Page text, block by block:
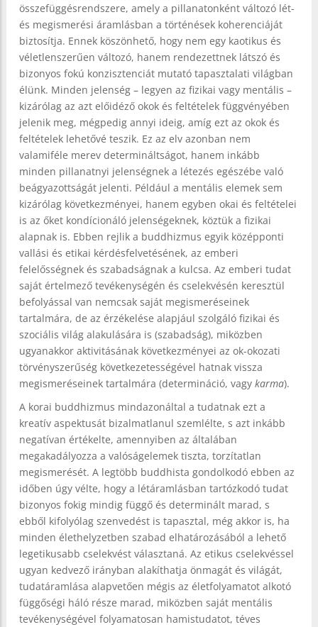
összefüggésrendszere, amely a pillanatonként változó lét-
és megismerési áramlásban a történések koherenciáját
biztosítja. Ennek köszönhető, hogy nem egy kaotikus és
véletlenszerűen változó, hanem rendezettnek látszó és
bizonyos fokú konzisztenciát mutató tapasztalati világban
élünk. Minden jelenség – legyen az fizikai vagy mentális –
kizárólag az azt előidéző okok és feltételek függvényében
jelenik meg, mégpedig annyi ideig, amíg ezt az okok és
feltételek lehetővé teszik. Ez az elv azonban nem
valamiféle merev determináltságot, hanem inkább
minden pillanatnyi jelenségnek a létezés egészébe való
beágyazottságát jelenti. Például a mentális elemek sem
kizárólag következményei, hanem egyben okai és feltételei
is az őket kondícionáló jelenségeknek, köztük a fizikai
alapnak is. Ebben rejlik a buddhizmus egyik középponti
vallási és etikai kérdésfelvetésének, az emberi
felelősségnek és szabadságnak a kulcsa. Az emberi tudat
saját értelmező tevékenységén és cselekvésén keresztül
befolyással van nemcsak saját megismeréseinek
tartalmára, de az érzékelése alapjául szolgáló fizikai és
szociális világ alakulására is (szabadság), miközben
ugyanakkor aktivitásának következményei az ok-okozati
törvényszerűség következetességével hatnak vissza
megismeréseinek tartalmára (determináció, vagy karma).
A korai buddhizmus mindazonáltal a tudatnak ezt a
kreatív aspektusát bizalmatlanul szemlélte, s azt inkább
negatívan értékelte, amennyiben az általában
megakadályozza a valóságelemek tiszta, torzítatlan
megismerését. A legtöbb buddhista gondolkodó ebben az
időben úgy vélte, hogy a létáramlásban tartózkodó tudat
bizonyos fokig mindig függő és determinált marad, s
ebből kifolyólag szenvedést is tapasztal, még akkor is, ha
minden élethelyzetben szabad elhatározásából a lehető
legetikusabb cselekvést választaná. Az etikus cselekvéssel
ugyan kedvező irányban alakíthatja önmagát és világát,
tudatáramlása alapvetően mégis az életfolyamatot alkotó
függőségi háló része marad, miközben saját mentális
tevékenységével folyamatosan hamistudatot, téves